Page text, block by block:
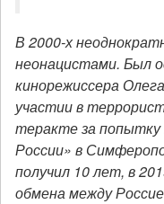
В 2000-х
неонацистами. Был
кинорежиссера
участии в
теракте за
России» в
получил 10 лет, в
обмена между